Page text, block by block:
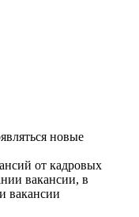
новые
от кадровых
вакансии, в
вакансии